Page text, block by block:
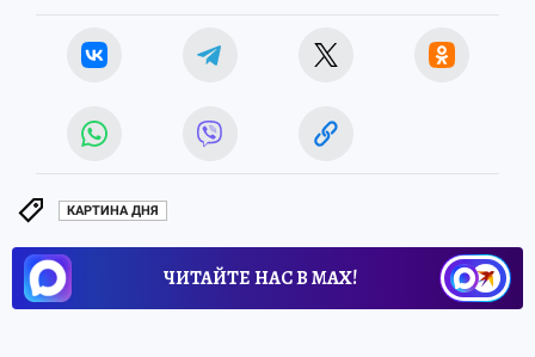
КАРТИНА ДНЯ
ЧИТАЙТЕ НАС В МАХ!